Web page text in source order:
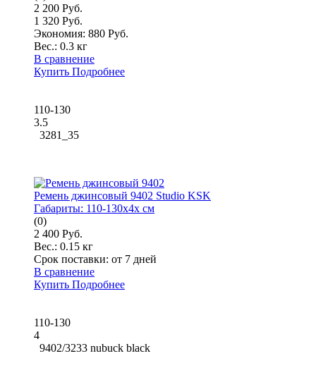
2 200 Руб.
1 320 Руб.
Экономия: 880 Руб.
Вес.: 0.3 кг
В сравнение
Купить Подробнее
110-130
3.5
3281_35
Ремень джинсовый 9402 Studio KSK
Габариты: 110-130x4x см
(0)
2 400 Руб.
Вес.: 0.15 кг
Срок поставки: от 7 дней
В сравнение
Купить Подробнее
110-130
4
9402/3233 nubuck black